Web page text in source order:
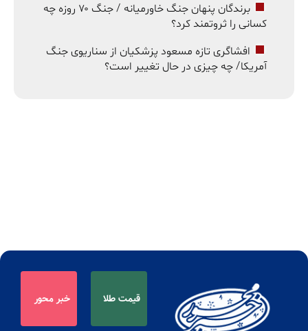
برندگان پنهان جنگ خاورمیانه / جنگ ۷۰ روزه چه
کسانی را ثروتمند کرد؟
افشاگری تازه مسعود پزشکیان از سناریوی جنگ
آمریکا/ چه چیزی در حال تغییر است؟
قیمت طلا خبر محور